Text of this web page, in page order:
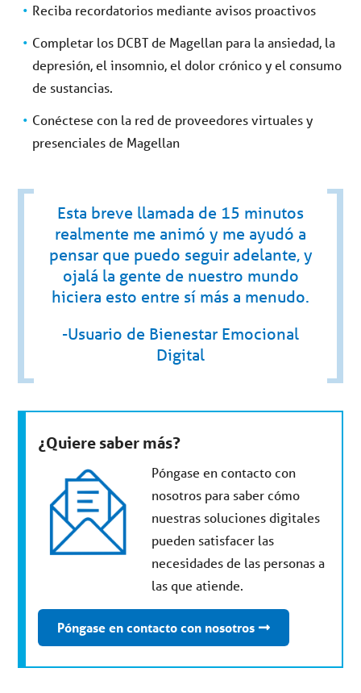
Reciba recordatorios mediante avisos proactivos
Completar los DCBT de Magellan para la ansiedad, la
depresión, el insomnio, el dolor crónico y el consumo
de sustancias.
Conéctese con la red de proveedores virtuales y
presenciales de Magellan
Esta breve llamada de 15 minutos
realmente me animó y me ayudó a
pensar que puedo seguir adelante, y
ojalá la gente de nuestro mundo
hiciera esto entre sí más a menudo.
-Usuario de Bienestar Emocional
Digital
¿Quiere saber más?
Póngase en contacto con
nosotros para saber cómo
nuestras soluciones digitales
pueden satisfacer las
necesidades de las personas a
las que atiende.
Póngase en contacto con nosotros